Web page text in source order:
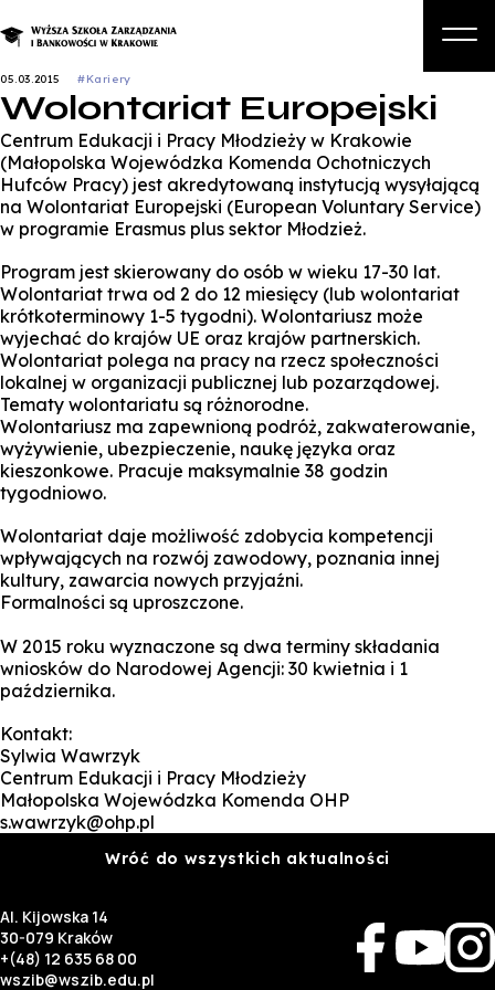
Studia podyplomowe i kursy
Student
Zapisz się na studia
05.03.2015 #Kariery
Wolontariat Europejski
Centrum Edukacji i Pracy Młodzieży w Krakowie
(Małopolska Wojewódzka Komenda Ochotniczych
Hufców Pracy) jest akredytowaną instytucją wysyłającą
na Wolontariat Europejski (European Voluntary Service)
w programie Erasmus plus sektor Młodzież.
Program jest skierowany do osób w wieku 17-30 lat.
Wolontariat trwa od 2 do 12 miesięcy (lub wolontariat
krótkoterminowy 1-5 tygodni). Wolontariusz może
wyjechać do krajów UE oraz krajów partnerskich.
Wolontariat polega na pracy na rzecz społeczności
lokalnej w organizacji publicznej lub pozarządowej.
Tematy wolontariatu są różnorodne.
Wolontariusz ma zapewnioną podróż, zakwaterowanie,
wyżywienie, ubezpieczenie, naukę języka oraz
kieszonkowe. Pracuje maksymalnie 38 godzin
tygodniowo.
Wolontariat daje możliwość zdobycia kompetencji
wpływających na rozwój zawodowy, poznania innej
kultury, zawarcia nowych przyjaźni.
Formalności są uproszczone.
W 2015 roku wyznaczone są dwa terminy składania
wniosków do Narodowej Agencji: 30 kwietnia i 1
października.
Kontakt:
Sylwia Wawrzyk
Centrum Edukacji i Pracy Młodzieży
Małopolska Wojewódzka Komenda OHP
s.wawrzyk@ohp.pl
Wróć do wszystkich aktualności
Al. Kijowska 14
30-079 Kraków
+(48) 12 635 68 00
wszib@wszib.edu.pl